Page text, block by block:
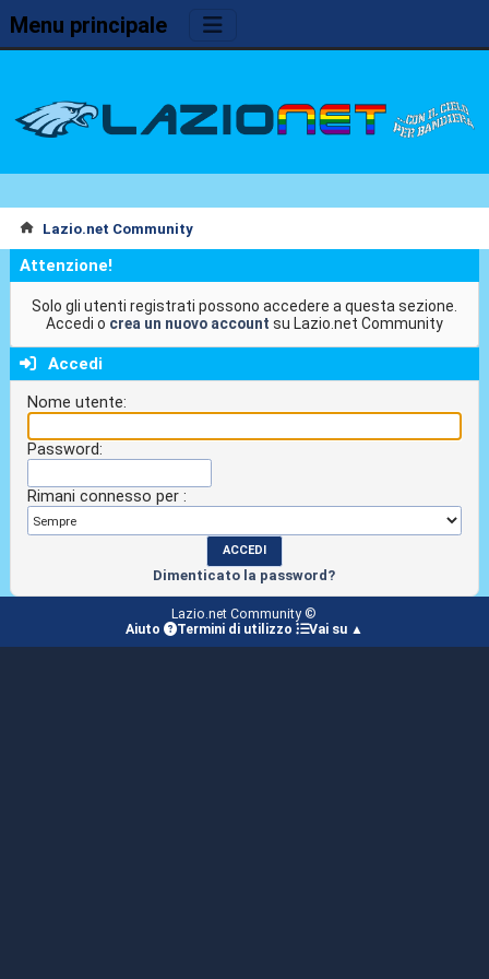
Menu principale
Lazio.net Community
Attenzione!
Solo gli utenti registrati possono accedere a questa sezione.
Accedi o crea un nuovo account su Lazio.net Community
Accedi
Nome utente:
Password:
Rimani connesso per :
Dimenticato la password?
Lazio.net Community ©
Aiuto
Termini di utilizzo Vai su ▲